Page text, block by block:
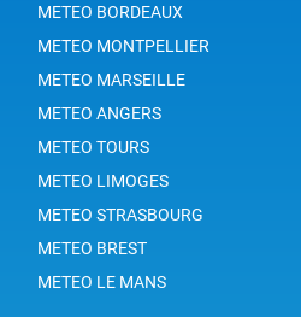
METEO BORDEAUX
METEO MONTPELLIER
METEO MARSEILLE
METEO ANGERS
METEO TOURS
METEO LIMOGES
METEO STRASBOURG
METEO BREST
METEO LE MANS